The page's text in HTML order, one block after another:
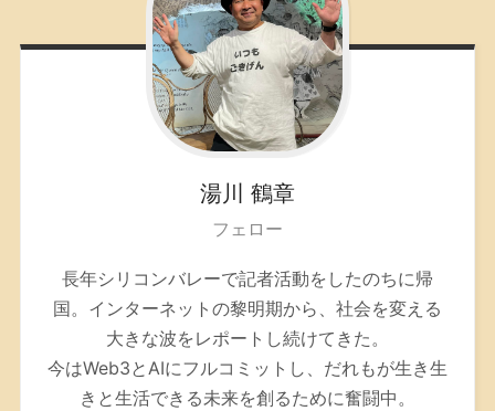
湯川 鶴章
フェロー
長年シリコンバレーで記者活動をしたのちに帰
国。インターネットの黎明期から、社会を変える
大きな波をレポートし続けてきた。
今はWeb3とAIにフルコミットし、だれもが生き生
きと生活できる未来を創るために奮闘中。